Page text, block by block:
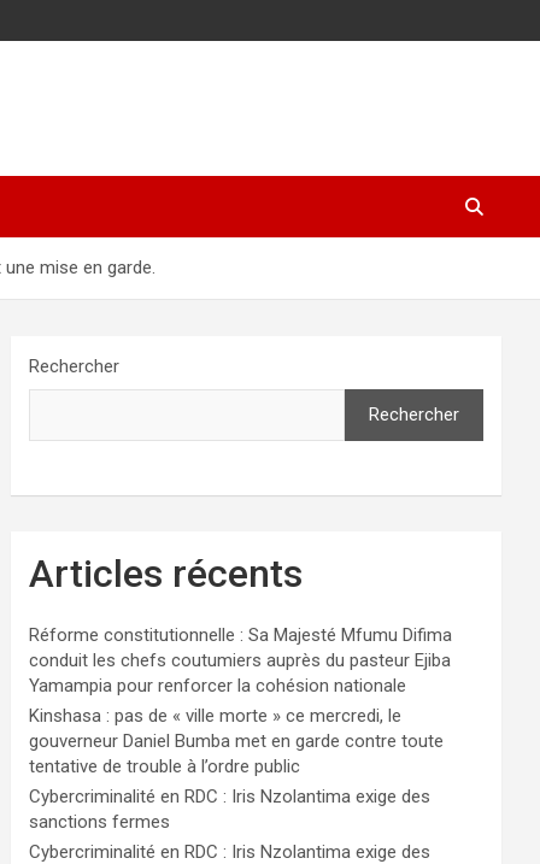
mise en garde.
Rechercher
Rechercher
Articles récents
Réforme constitutionnelle : Sa Majesté Mfumu Difima
conduit les chefs coutumiers auprès du pasteur Ejiba
Yamampia pour renforcer la cohésion nationale
Kinshasa : pas de « ville morte » ce mercredi, le
gouverneur Daniel Bumba met en garde contre toute
tentative de trouble à l’ordre public
Cybercriminalité en RDC : Iris Nzolantima exige des
sanctions fermes
Cybercriminalité en RDC : Iris Nzolantima exige des